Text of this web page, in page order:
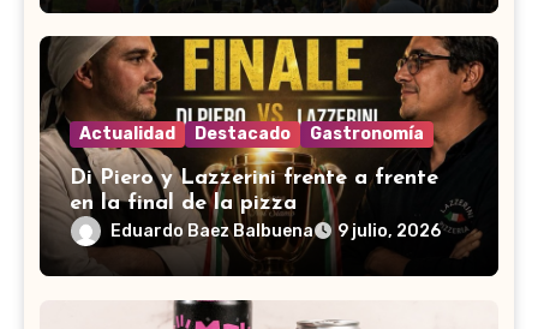
Actualidad Destacado Gastronomía
Di Piero y Lazzerini frente a frente
en la final de la pizza
Eduardo Baez Balbuena 9 julio, 2026